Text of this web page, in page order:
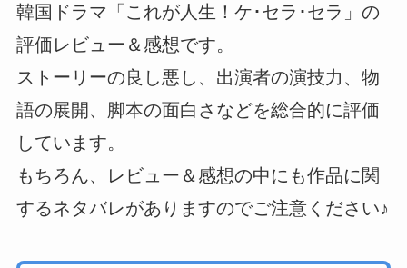
韓国ドラマ「これが人生！ケ･セラ･セラ」の
評価レビュー＆感想です。
ストーリーの良し悪し、出演者の演技力、物
語の展開、脚本の面白さなどを総合的に評価
しています。
もちろん、レビュー＆感想の中にも作品に関
するネタバレがありますのでご注意ください♪